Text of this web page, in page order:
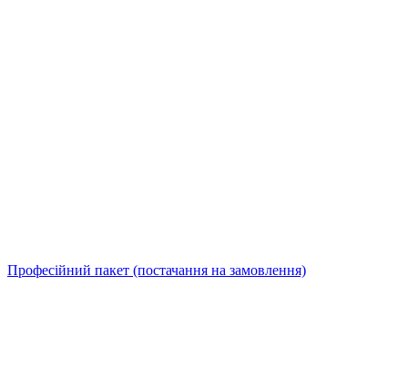
Професійний пакет (постачання на замовлення)